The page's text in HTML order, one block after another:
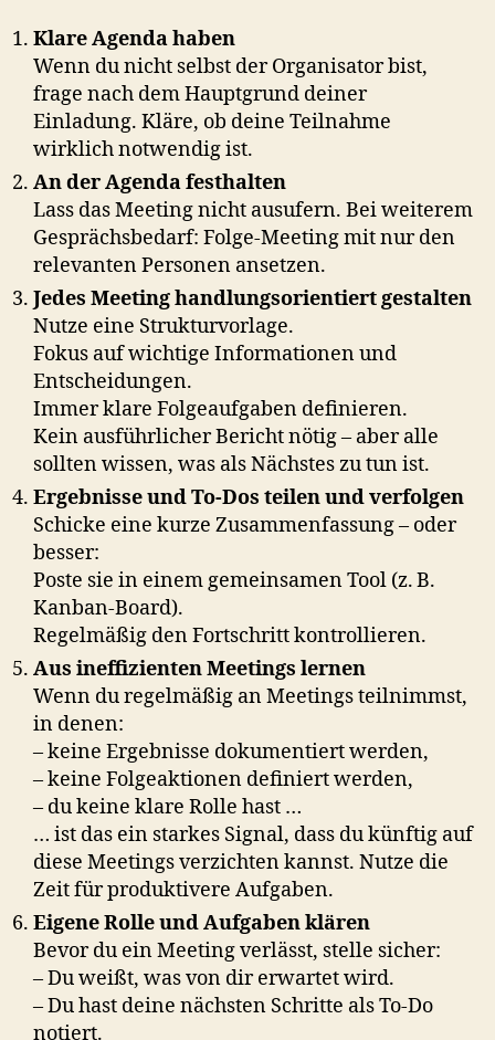
Klare Agenda haben
Wenn du nicht selbst der Organisator bist,
frage nach dem Hauptgrund deiner
Einladung. Kläre, ob deine Teilnahme
wirklich notwendig ist.
An der Agenda festhalten
Lass das Meeting nicht ausufern. Bei weiterem
Gesprächsbedarf: Folge-Meeting mit nur den
relevanten Personen ansetzen.
Jedes Meeting handlungsorientiert gestalten
Nutze eine Strukturvorlage.
Fokus auf wichtige Informationen und
Entscheidungen.
Immer klare Folgeaufgaben definieren.
Kein ausführlicher Bericht nötig – aber alle
sollten wissen, was als Nächstes zu tun ist.
Ergebnisse und To-Dos teilen und verfolgen
Schicke eine kurze Zusammenfassung – oder
besser:
Poste sie in einem gemeinsamen Tool (z. B.
Kanban-Board).
Regelmäßig den Fortschritt kontrollieren.
Aus ineffizienten Meetings lernen
Wenn du regelmäßig an Meetings teilnimmst,
in denen:
– keine Ergebnisse dokumentiert werden,
– keine Folgeaktionen definiert werden,
– du keine klare Rolle hast …
… ist das ein starkes Signal, dass du künftig auf
diese Meetings verzichten kannst. Nutze die
Zeit für produktivere Aufgaben.
Eigene Rolle und Aufgaben klären
Bevor du ein Meeting verlässt, stelle sicher:
– Du weißt, was von dir erwartet wird.
– Du hast deine nächsten Schritte als To-Do
notiert.